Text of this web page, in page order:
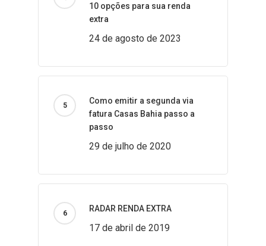
10 opções para sua renda
extra
24 de agosto de 2023
Como emitir a segunda via
fatura Casas Bahia passo a
passo
29 de julho de 2020
RADAR RENDA EXTRA
17 de abril de 2019